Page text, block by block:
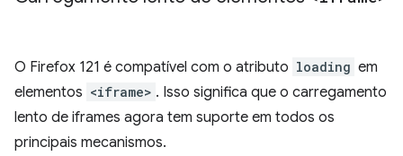
O Firefox 121 é compatível com o atributo loading em
elementos <iframe> . Isso significa que o carregamento
lento de iframes agora tem suporte em todos os
principais mecanismos.